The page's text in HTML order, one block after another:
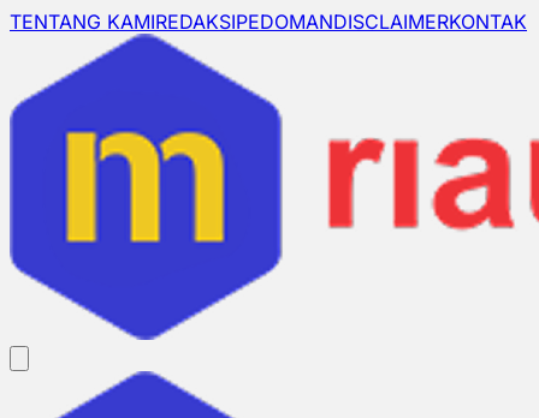
TENTANG KAMIREDAKSIPEDOMANDISCLAIMERKONTAK